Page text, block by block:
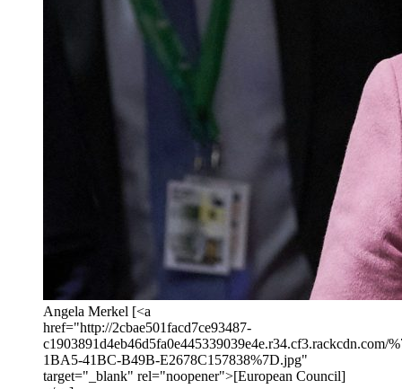
Angela Merkel [<a
href="http://2cbae501facd7ce93487-
c1903891d4eb46d5fa0e445339039e4e.r34.cf3.rackcdn.com/
1BA5-41BC-B49B-E2678C157838%7D.jpg"
target="_blank" rel="noopener">[European Council]